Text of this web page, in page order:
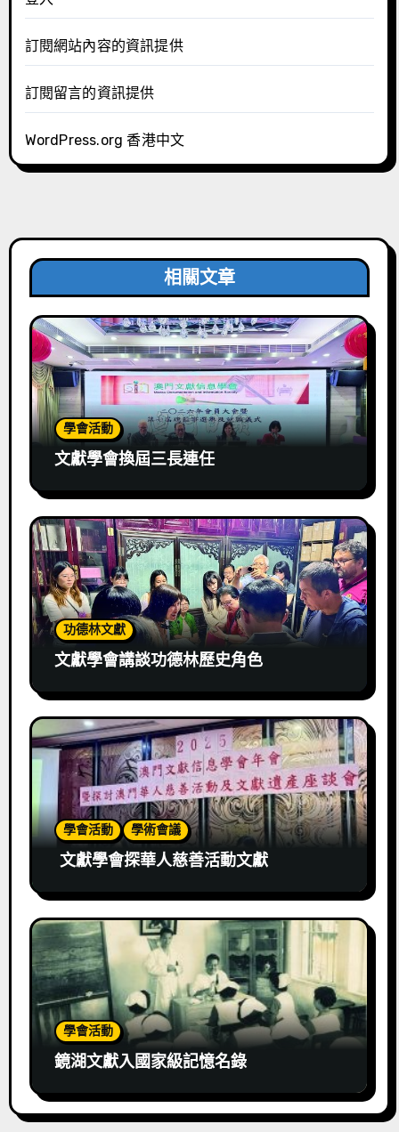
訂閱網站內容的資訊提供
訂閱留言的資訊提供
WordPress.org 香港中文
相關文章
學會活動
文獻學會換屆三長連任
功德林文獻
文獻學會講談功德林歷史角色
學會活動 學術會議
文獻學會探華人慈善活動文獻
學會活動
鏡湖文獻入國家級記憶名錄